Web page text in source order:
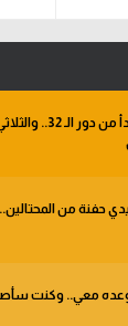
خبر في الجول -
حفنة من
بوعده معي.. وكنت